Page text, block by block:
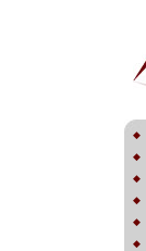
◆
◆
◆
◆
◆
◆